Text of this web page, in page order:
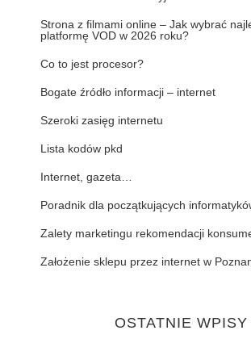
Strona z filmami online – Jak wybrać
platformę VOD w 2026 roku?
Co to jest procesor?
Bogate źródło informacji – internet
Szeroki zasięg internetu
Lista kodów pkd
Internet, gazeta…
Poradnik dla początkujących
Zalety marketingu rekomendacji
Założenie sklepu przez internet w
OSTATNIE WPISY